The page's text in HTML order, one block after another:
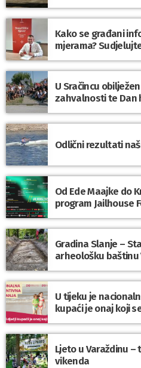
Kako se građani
mjerama?
U Sračincu
zahvalnosti te Dan
Odlični rezultati
Od Ede Maajke do
program Jailhouse
Gradina Slanje –
arheološku baštinu
U tijeku je
kupaći je onaj koji
Ljeto u Varaždinu
vikenda